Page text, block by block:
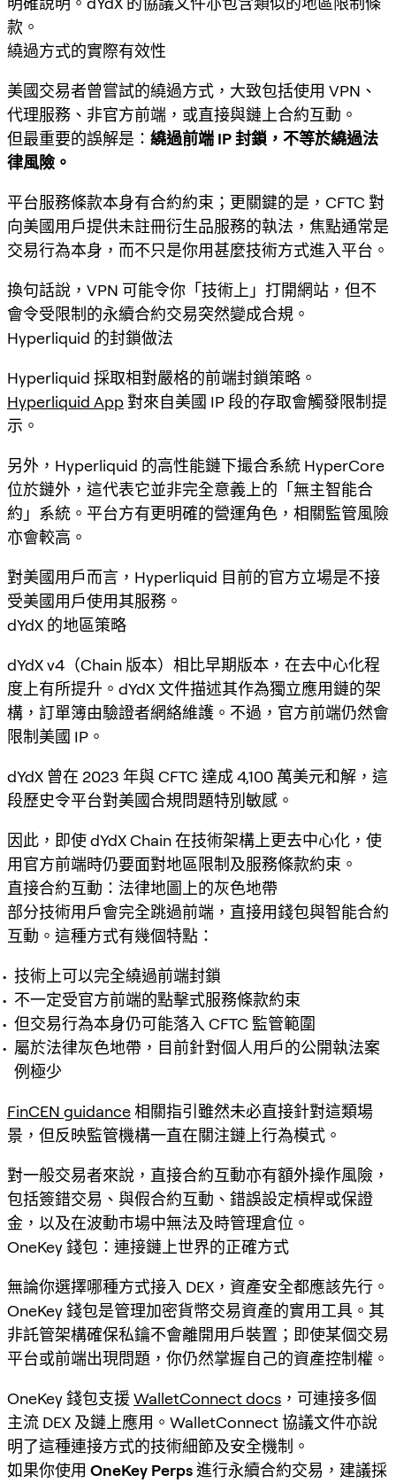
款。
繞過方式的實際有效性
美國交易者曾嘗試的繞過方式，大致包括使用 VPN、
代理服務、非官方前端，或直接與鏈上合約互動。
但最重要的誤解是： 繞過前端 IP 封鎖，不等於繞過法
律風險。
平台服務條款本身有合約約束；更關鍵的是，CFTC 對
向美國用戶提供未註冊衍生品服務的執法，焦點通常是
交易行為本身，而不只是你用甚麼技術方式進入平台。
換句話說，VPN 可能令你「技術上」打開網站，但不
會令受限制的永續合約交易突然變成合規。
Hyperliquid 的封鎖做法
Hyperliquid 採取相對嚴格的前端封鎖策略。
Hyperliquid App對來自美國 IP 段的存取會觸發限制提
示。
另外，Hyperliquid 的高性能鏈下撮合系統 HyperCore
位於鏈外，這代表它並非完全意義上的「無主智能合
約」系統。平台方有更明確的營運角色，相關監管風險
亦會較高。
對美國用戶而言，Hyperliquid 目前的官方立場是不接
受美國用戶使用其服務。
dYdX 的地區策略
dYdX v4（Chain 版本）相比早期版本，在去中心化程
度上有所提升。dYdX 文件描述其作為獨立應用鏈的架
構，訂單簿由驗證者網絡維護。不過，官方前端仍然會
限制美國 IP。
dYdX 曾在 2023 年與 CFTC 達成 4,100 萬美元和解，這
段歷史令平台對美國合規問題特別敏感。
因此，即使 dYdX Chain 在技術架構上更去中心化，使
用官方前端時仍要面對地區限制及服務條款約束。
直接合約互動：法律地圖上的灰色地帶
部分技術用戶會完全跳過前端，直接用錢包與智能合約
互動。這種方式有幾個特點：
技術上可以完全繞過前端封鎖
不一定受官方前端的點擊式服務條款約束
但交易行為本身仍可能落入 CFTC 監管範圍
屬於法律灰色地帶，目前針對個人用戶的公開執法案
例極少
FinCEN guidance相關指引雖然未必直接針對這類場
景，但反映監管機構一直在關注鏈上行為模式。
對一般交易者來說，直接合約互動亦有額外操作風險，
包括簽錯交易、與假合約互動、錯誤設定槓桿或保證
金，以及在波動市場中無法及時管理倉位。
OneKey 錢包：連接鏈上世界的正確方式
無論你選擇哪種方式接入 DEX，資產安全都應該先行。
OneKey 錢包是管理加密貨幣交易資產的實用工具。其
非託管架構確保私鑰不會離開用戶裝置；即使某個交易
平台或前端出現問題，你仍然掌握自己的資產控制權。
OneKey 錢包支援WalletConnect docs ，可連接多個
主流 DEX 及鏈上應用。WalletConnect 協議文件亦說
明了這種連接方式的技術細節及安全機制。
如果你使用 OneKey Perps進行永續合約交易，建議採